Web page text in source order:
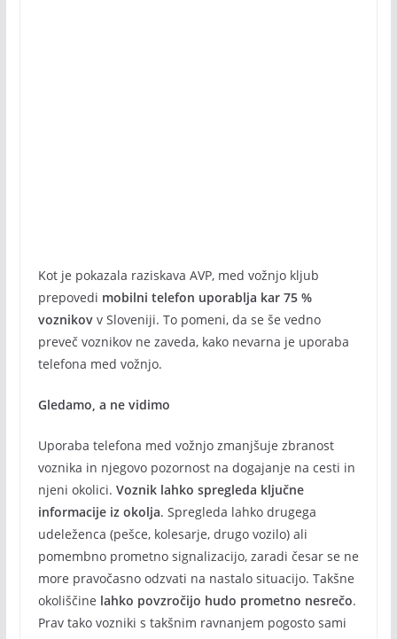
Kot je pokazala raziskava AVP, med vožnjo kljub
prepovedi mobilni telefon uporablja kar 75 %
voznikovv Sloveniji. To pomeni, da se še vedno
preveč voznikov ne zaveda, kako nevarna je uporaba
telefona med vožnjo.
Gledamo, a ne vidimo
Uporaba telefona med vožnjo zmanjšuje zbranost
voznika in njegovo pozornost na dogajanje na cesti in
njeni okolici. Voznik lahko spregleda ključne
informacije iz okolja. Spregleda lahko drugega
udeleženca (pešce, kolesarje, drugo vozilo) ali
pomembno prometno signalizacijo, zaradi česar se ne
more pravočasno odzvati na nastalo situacijo. Takšne
okoliščine lahko povzročijo hudo prometno nesrečo.
Prav tako vozniki s takšnim ravnanjem pogosto sami